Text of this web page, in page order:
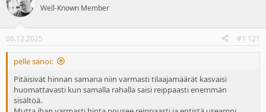
t
u
n
a
l
o
i
t
t
ä
v
m
ä
r
ä
Well-Known Member
08.12.2025 #1 121
pelle sanoi:
Pitäisivät hinnan samana niin varmasti tilaajamäärät kasvaisi
huomattavasti kun samalla rahalla saisi reippaasti enemmän
sisältöä.